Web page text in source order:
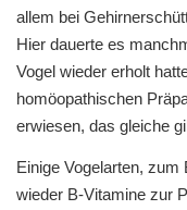
allem bei
Hier dauerte es
Vogel wieder erholt
homöopathischen
erwiesen, das gleiche
Einige Vogelarten, zum
wieder B-Vitamine zur